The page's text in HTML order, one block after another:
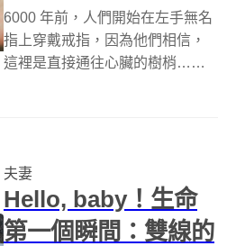
6000 年前，人們開始在左手無名
指上穿戴戒指，因為他們相信，
這裡是直接通往心臟的樹梢……
你」！ 由 TheTouch 推出的心...
夫妻
Hello, baby！生命
第一個瞬間：雙線的